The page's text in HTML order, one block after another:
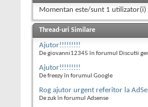
Momentan este/sunt 1 utilizator(i)
Thread-uri Similare
Ajutor!!!!!!!!!
De giovanni12345 în forumul Discutii
Ajutor!!!!!!!!!
De freezy în forumul Google
Rog ajutor urgent referitor la
De zuk în forumul Adsense